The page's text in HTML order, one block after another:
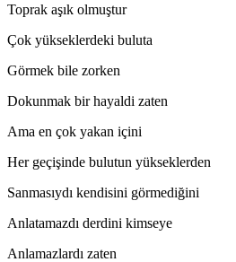
Toprak aşık olmuştur
Çok yükseklerdeki buluta
Görmek bile zorken
Dokunmak bir hayaldi zaten
Ama en çok yakan içini
Her geçişinde bulutun yükseklerden
Sanmasıydı kendisini görmediğini
Anlatamazdı derdini kimseye
Anlamazlardı zaten